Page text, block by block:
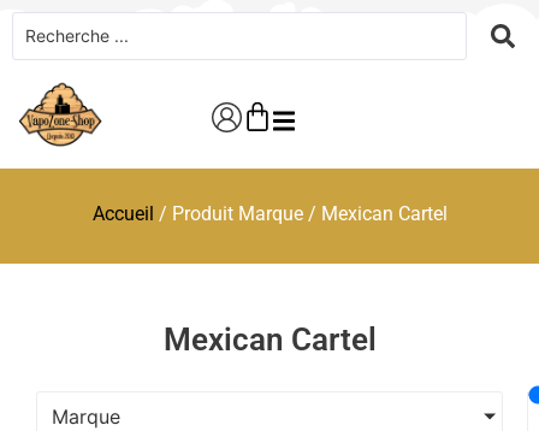
Accueil / Produit Marque / Mexican Cartel
Mexican Cartel
Marque